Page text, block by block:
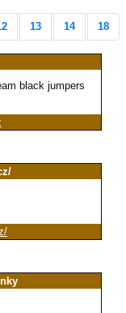
13 14 18
black jumpers